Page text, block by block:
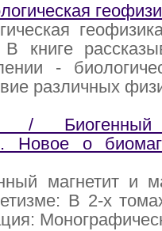
книге
-
различных
/
Новое о
магнетит и
В 2-х